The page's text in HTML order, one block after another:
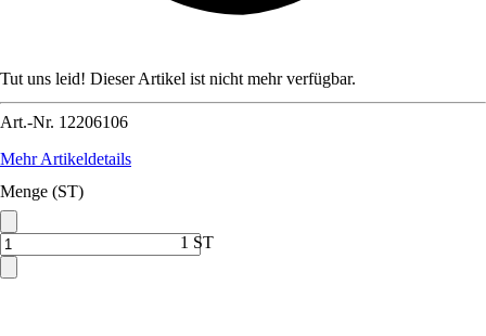
Tut uns leid! Dieser Artikel ist nicht mehr verfügbar.
Art.-Nr. 12206106
Mehr Artikeldetails
Menge (ST)
1 ST